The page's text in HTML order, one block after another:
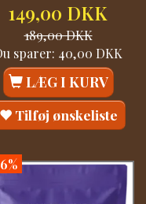
149,00 DKK
189,00 DKK
sparer: 40,00 DKK
LÆG I KURV
Tilføj ønskeliste